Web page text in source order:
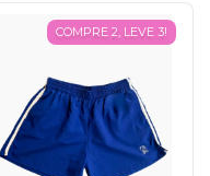
COMPRE 2, LEVE 3!